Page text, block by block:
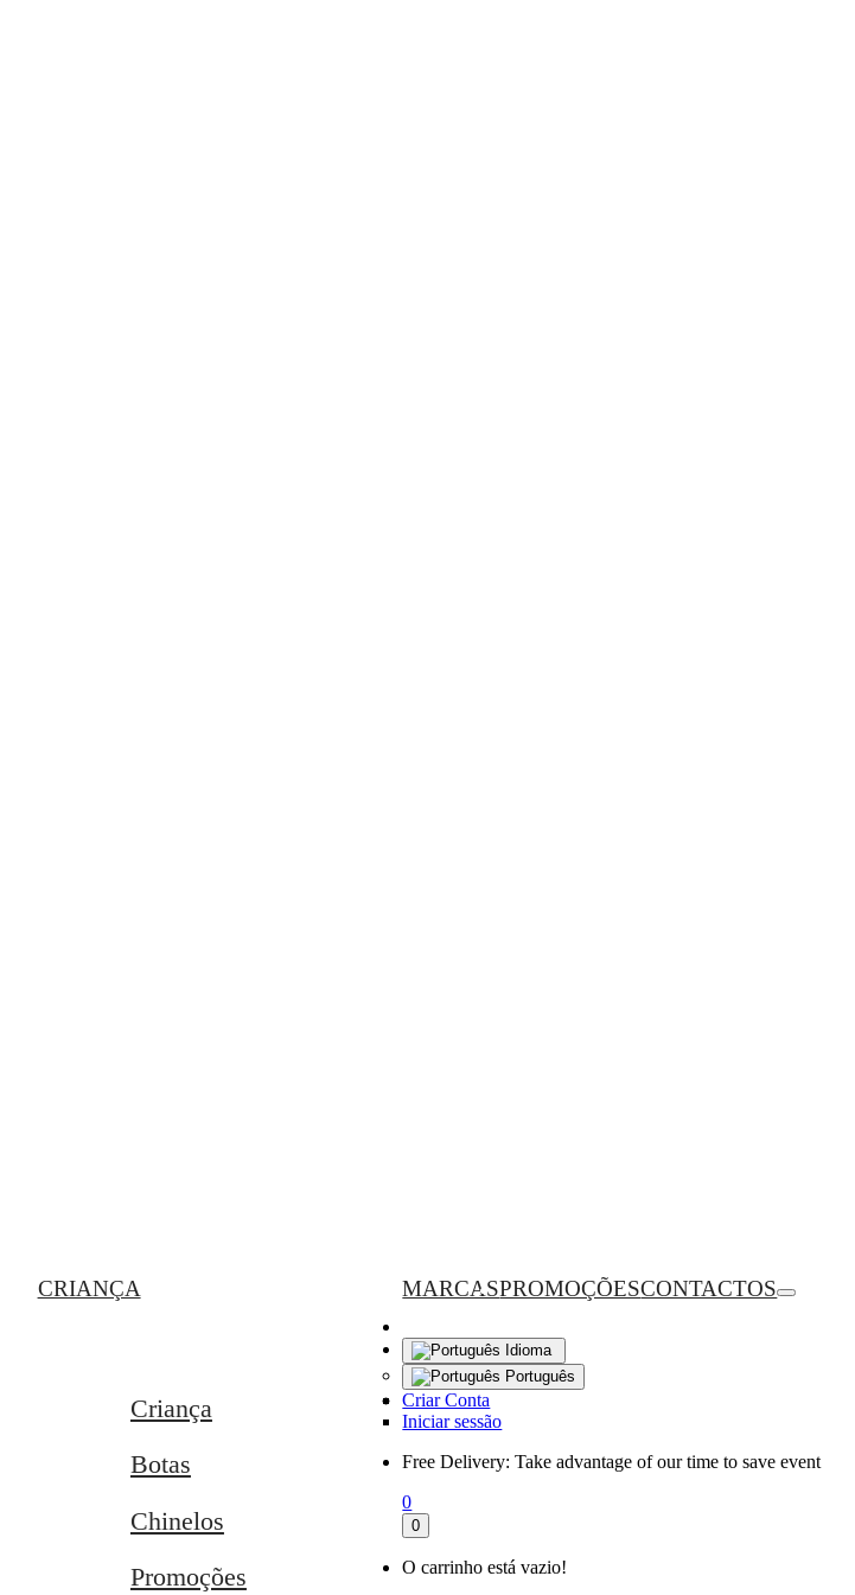
CRIANÇA
Criança
Botas
Chinelos
Promoções
MARCASPROMOÇÕESCONTACTOS
Idioma
Português
Criar Conta
Iniciar sessão
Free Delivery: Take advantage of our time to save event
0
0
O carrinho está vazio!